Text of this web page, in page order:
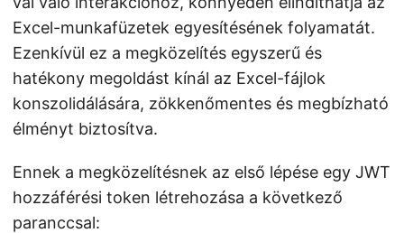
Excel-munkafüzetek egyesítésének folyamatát.
Ezenkívül ez a megközelítés egyszerű és
hatékony megoldást kínál az Excel-fájlok
konszolidálására, zökkenőmentes és megbízható
élményt biztosítva.
Ennek a megközelítésnek az első lépése egy JWT
hozzáférési token létrehozása a következő
paranccsal: